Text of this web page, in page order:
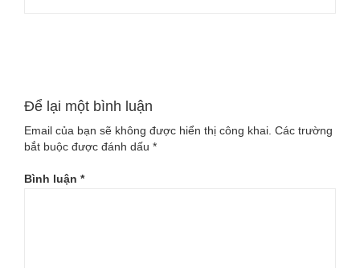
Để lại một bình luận
Email của bạn sẽ không được hiển thị công khai. Các trường
bắt buộc được đánh dấu *
Bình luận *